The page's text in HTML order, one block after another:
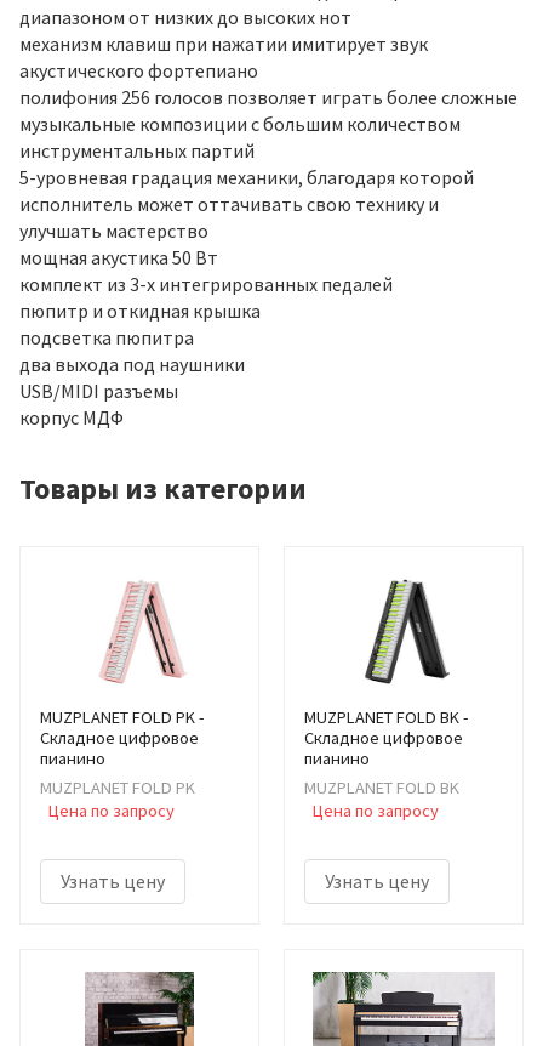
диапазоном от низких до высоких нот
механизм клавиш при нажатии имитирует звук
акустического фортепиано
полифония 256 голосов позволяет играть более сложные
музыкальные композиции с большим количеством
инструментальных партий
5-уровневая градация механики, благодаря которой
исполнитель может оттачивать свою технику и
улучшать мастерство
мощная акустика 50 Вт
комплект из 3-х интегрированных педалей
пюпитр и откидная крышка
подсветка пюпитра
два выхода под наушники
USB/MIDI разъемы
корпус МДФ
Товары из категории
MUZPLANET FOLD PK -
Складное цифровое
пианино
MUZPLANET FOLD PK
Цена по запросу
Узнать цену
MUZPLANET FOLD BK -
Складное цифровое
пианино
MUZPLANET FOLD BK
Цена по запросу
Узнать цену